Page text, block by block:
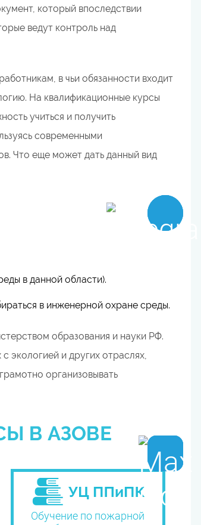
который впоследствии
ведут контроль над
в чьи обязанности входит
На квалификационные курсы
учиться и получить
современными
Что еще может дать данный вид
в данной области).
в инженерной охране среды.
образования и науки РФ.
экологией и других отраслях,
организовывать
В АЗОВЕ
Обучение по пожарной